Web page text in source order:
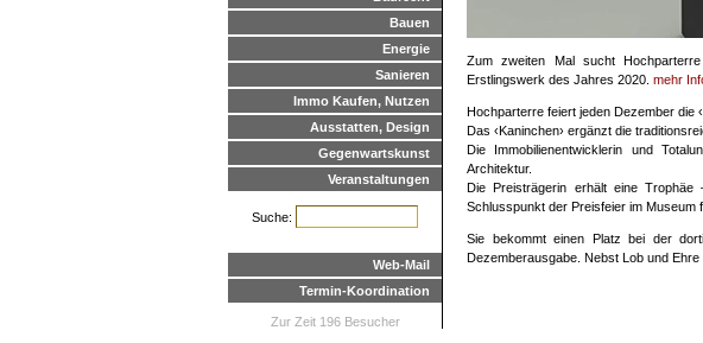
Bauen
Energie
Sanieren
Immo Kaufen, Nutzen
Ausstatten, Design
Gegenwartskunst
Veranstaltungen
Suche:
Web-Mail
Termin-Koordination
Zur Zeit 196 Besucher
Zum zweiten Mal sucht
Erstlingswerk des Jahres 2020. mehr
Hochparterre feiert jeden Dezember die
Das ‹Kaninchen› ergänzt die
Die Immobilienentwicklerin und
Architektur.
Die Preisträgerin erhält eine
Schlusspunkt der Preisfeier im Museum
Sie bekommt einen Platz bei der
Dezemberausgabe. Nebst Lob und